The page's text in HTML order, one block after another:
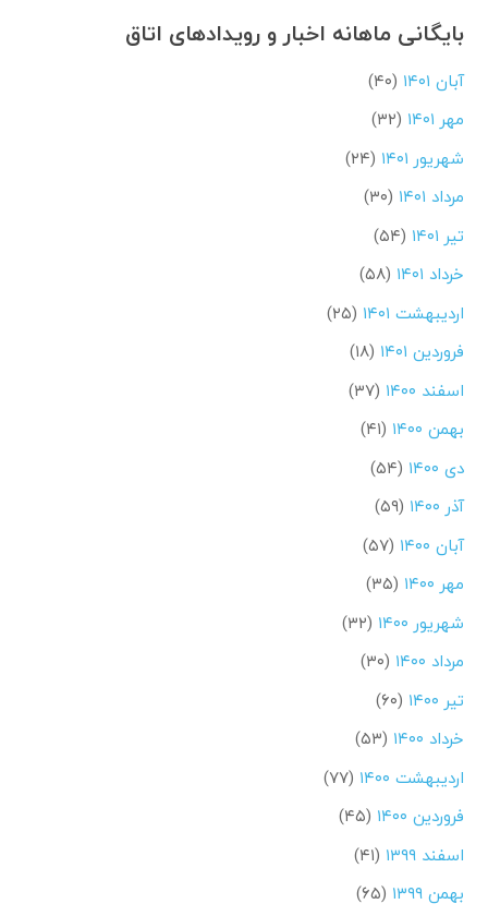
بایگانی ماهانه اخبار و رویدادهای اتاق
آبان ۱۴۰۱
(۴۰)
مهر ۱۴۰۱
(۳۲)
شهریور ۱۴۰۱
(۲۴)
مرداد ۱۴۰۱
(۳۰)
تیر ۱۴۰۱
(۵۴)
خرداد ۱۴۰۱
(۵۸)
اردیبهشت ۱۴۰۱
(۲۵)
فروردین ۱۴۰۱
(۱۸)
اسفند ۱۴۰۰
(۳۷)
بهمن ۱۴۰۰
(۴۱)
دی ۱۴۰۰
(۵۴)
آذر ۱۴۰۰
(۵۹)
آبان ۱۴۰۰
(۵۷)
مهر ۱۴۰۰
(۳۵)
شهریور ۱۴۰۰
(۳۲)
مرداد ۱۴۰۰
(۳۰)
تیر ۱۴۰۰
(۶۰)
خرداد ۱۴۰۰
(۵۳)
اردیبهشت ۱۴۰۰
(۷۷)
فروردین ۱۴۰۰
(۴۵)
اسفند ۱۳۹۹
(۴۱)
بهمن ۱۳۹۹
(۶۵)